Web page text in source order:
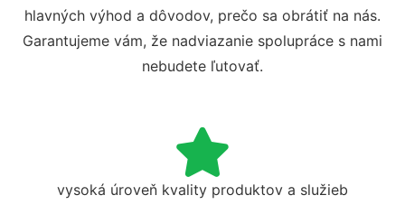
hlavných výhod a dôvodov, prečo sa obrátiť na nás.
Garantujeme vám, že nadviazanie spolupráce s nami
nebudete ľutovať.
vysoká úroveň kvality produktov a služieb